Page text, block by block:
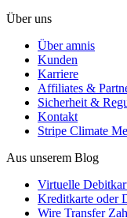
Über uns
Über amnis
Kunden
Karriere
Affiliates &
Sicherheit &
Kontakt
Stripe Climate
Aus unserem Blog
Virtuelle
Kreditkarte oder
Wire Transfer